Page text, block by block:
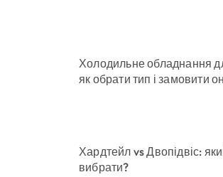
Холодильне обладнання
як обрати тип і замовити
Хардтейл vs Двопідвіс:
вибрати?